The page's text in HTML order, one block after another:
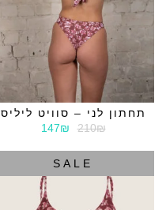
תחתון לני – סוויט ליליס
210₪
147₪
SALE